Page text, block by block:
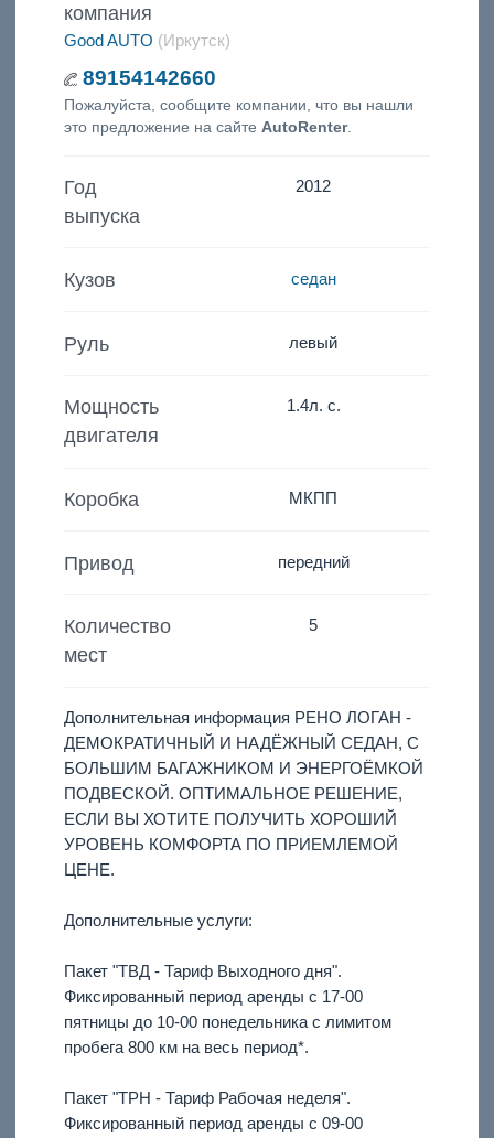
компания
Good AUTO (Иркутск)
89154142660
Пожалуйста, сообщите компании, что вы нашли
это предложение на сайте AutoRenter.
Год
выпуска
2012
Кузов седан
Руль левый
Мощность
двигателя
1.4л. с.
Коробка МКПП
Привод передний
Количество
мест
5
Дополнительная информация РЕНО ЛОГАН -
ДЕМОКРАТИЧНЫЙ И НАДЁЖНЫЙ СЕДАН, С
БОЛЬШИМ БАГАЖНИКОМ И ЭНЕРГОЁМКОЙ
ПОДВЕСКОЙ. ОПТИМАЛЬНОЕ РЕШЕНИЕ,
ЕСЛИ ВЫ ХОТИТЕ ПОЛУЧИТЬ ХОРОШИЙ
УРОВЕНЬ КОМФОРТА ПО ПРИЕМЛЕМОЙ
ЦЕНЕ.
Дополнительные услуги:
Пакет "ТВД - Тариф Выходного дня".
Фиксированный период аренды с 17-00
пятницы до 10-00 понедельника с лимитом
пробега 800 км на весь период*.
Пакет "ТРН - Тариф Рабочая неделя".
Фиксированный период аренды с 09-00